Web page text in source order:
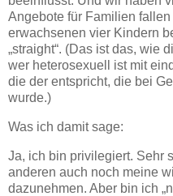
Angebote für Familien
erwachsenen vier Kindern
„straight“. (Das ist das, wie
wer heterosexuell ist mit
die der entspricht, die bei
wurde.)
Was ich damit sage:
Ja, ich bin privilegiert. Sehr
anderen auch noch meine
dazunehmen. Aber bin ich